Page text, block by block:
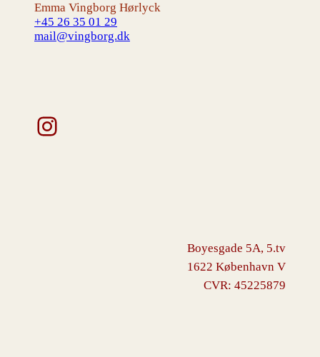
Emma Vingborg Hørlyck
+45 26 35 01 29
mail@vingborg.dk
Instagram
Boyesgade 5A, 5.tv
1622 København V
CVR: 45225879